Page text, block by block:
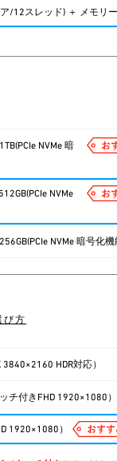
/12スレッド) ＋ メモリ
NVMe 暗
NVMe
NVMe 暗号化
び方
HDR対応）
チ付きFHD 1920×1080）
1920×1080）